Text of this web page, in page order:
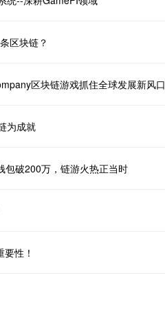
区块链？
区块链游戏抓住全球发展新风口
为成就
包破200万，链游火热正当时
性！